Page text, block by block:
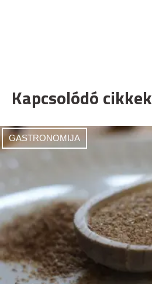
Kapcsolódó cikkek
GASTRONOMIJA